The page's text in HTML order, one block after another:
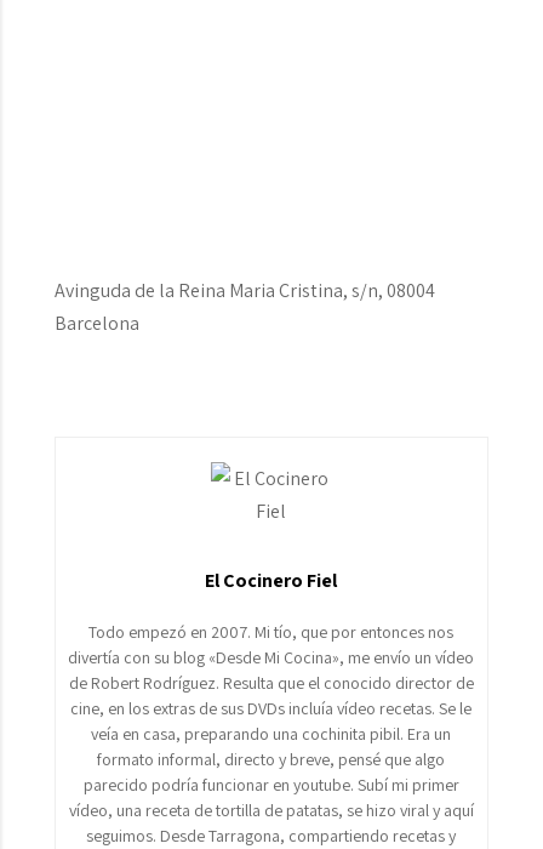
Avinguda de la Reina Maria Cristina, s/n, 08004
Barcelona
El Cocinero Fiel
Todo empezó en 2007. Mi tío, que por entonces nos
divertía con su blog «Desde Mi Cocina», me envío un vídeo
de Robert Rodríguez. Resulta que el conocido director de
cine, en los extras de sus DVDs incluía vídeo recetas. Se le
veía en casa, preparando una cochinita pibil. Era un
formato informal, directo y breve, pensé que algo
parecido podría funcionar en youtube. Subí mi primer
vídeo, una receta de tortilla de patatas, se hizo viral y aquí
seguimos. Desde Tarragona, compartiendo recetas y